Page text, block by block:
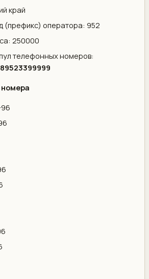
край
(префикс) оператора: 952
250000
телефонных номеров: